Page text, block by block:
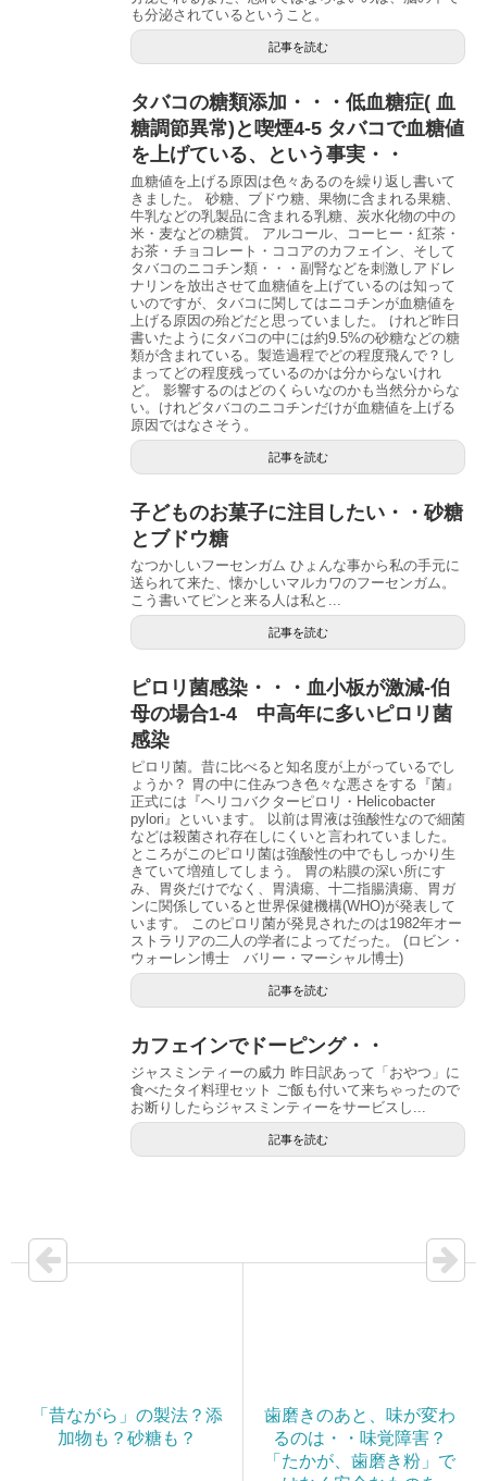
も分泌されているということ。
記事を読む
タバコの糖類添加・・・低血糖症( 血
糖調節異常)と喫煙4-5 タバコで血糖値
を上げている、という事実・・
血糖値を上げる原因は色々あるのを繰り返し書いて
きました。 砂糖、ブドウ糖、果物に含まれる果糖、
牛乳などの乳製品に含まれる乳糖、炭水化物の中の
米・麦などの糖質。 アルコール、コーヒー・紅茶・
お茶・チョコレート・ココアのカフェイン、そして
タバコのニコチン類・・・副腎などを刺激しアドレ
ナリンを放出させて血糖値を上げているのは知って
いのですが、タバコに関してはニコチンが血糖値を
上げる原因の殆どだと思っていました。 けれど昨日
書いたようにタバコの中には約9.5%の砂糖などの糖
類が含まれている。製造過程でどの程度飛んで？し
まってどの程度残っているのかは分からないけれ
ど。 影響するのはどのくらいなのかも当然分からな
い。けれどタバコのニコチンだけが血糖値を上げる
原因ではなさそう。
記事を読む
子どものお菓子に注目したい・・砂糖
とブドウ糖
なつかしいフーセンガム ひょんな事から私の手元に
送られて来た、懐かしいマルカワのフーセンガム。
こう書いてピンと来る人は私と...
記事を読む
ピロリ菌感染・・・血小板が激減-伯
母の場合1-4 中高年に多いピロリ菌
感染
ピロリ菌。昔に比べると知名度が上がっているでし
ょうか？ 胃の中に住みつき色々な悪さをする『菌』
正式には『ヘリコバクターピロリ・Helicobacter
pylori』といいます。 以前は胃液は強酸性なので細菌
などは殺菌され存在しにくいと言われていました。
ところがこのピロリ菌は強酸性の中でもしっかり生
きていて増殖してしまう。 胃の粘膜の深い所にす
み、胃炎だけでなく、胃潰瘍、十二指腸潰瘍、胃ガ
ンに関係していると世界保健機構(WHO)が発表して
います。 このピロリ菌が発見されたのは1982年オー
ストラリアの二人の学者によってだった。 (ロビン・
ウォーレン博士 バリー・マーシャル博士)
記事を読む
カフェインでドーピング・・
ジャスミンティーの威力 昨日訳あって「おやつ」に
食べたタイ料理セット ご飯も付いて来ちゃったので
お断りしたらジャスミンティーをサービスし...
記事を読む
「昔ながら」の製法？添
加物も？砂糖も？
歯磨きのあと、味が変わ
るのは・・味覚障害？
「たかが、歯磨き粉」で